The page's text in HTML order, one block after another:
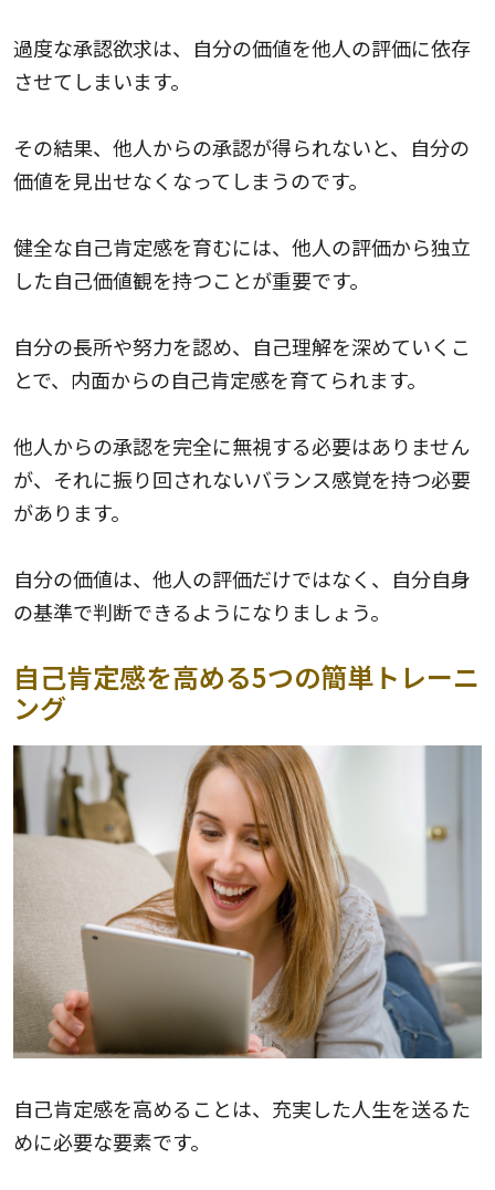
過度な承認欲求は、自分の価値を他人の評価に依存
させてしまいます。
その結果、他人からの承認が得られないと、自分の
価値を見出せなくなってしまうのです。
健全な自己肯定感を育むには、他人の評価から独立
した自己価値観を持つことが重要です。
自分の長所や努力を認め、自己理解を深めていくこ
とで、内面からの自己肯定感を育てられます。
他人からの承認を完全に無視する必要はありません
が、それに振り回されないバランス感覚を持つ必要
があります。
自分の価値は、他人の評価だけではなく、自分自身
の基準で判断できるようになりましょう。
自己肯定感を高める5つの簡単トレーニ
ング
自己肯定感を高めることは、充実した人生を送るた
めに必要な要素です。